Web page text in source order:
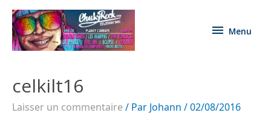
Menu
celkilt16
Laisser un commentaire / Par Johann /02/08/2016